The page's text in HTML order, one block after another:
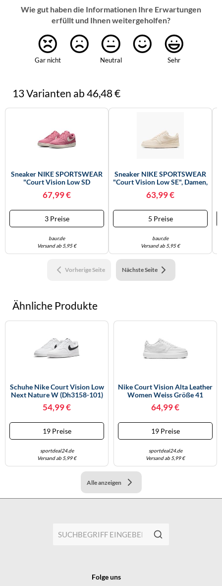
Wie gut haben die Informationen Ihre Erwartungen
erfüllt und Ihnen weitergeholfen?
Gar nicht Neutral Sehr
13 Varianten ab 46,48 €
Sneaker NIKE SPORTSWEAR
"Court Vision Low SD
Peony, Sail, Pink Smoke, Leder,
Force (12892738-41) Peony,
Sail, Pink Smoke
67,99 €
3 Preise
baur.de
Versand ab 5,95 €
Sneaker NIKE SPORTSWEAR
"Court Vision Low SE", Damen,
Weiß, Synthetik, Schuhe
(58307523-41) Chalk, Chalk,
Summit Weiß
63,99 €
5 Preise
baur.de
Versand ab 5,95 €
Vorherige Seite Nächste Seite
Ähnliche Produkte
Schuhe Nike Court Vision Low
Next Nature W (dh3158-101)
Weiß 42 EU
54,99 €
19 Preise
sportdeal24.de
Versand ab 5,99 €
Nike Court Vision Alta Leather
Women Weiss Größe 41
64,99 €
19 Preise
sportdeal24.de
Versand ab 5,99 €
Alle anzeigen
Folge uns